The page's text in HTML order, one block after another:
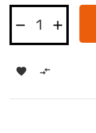
 